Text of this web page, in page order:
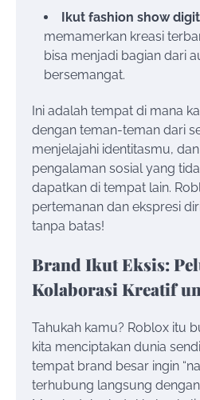
Ikut fashion show
memamerkan kreasi
bisa menjadi bagian dari
bersemangat.
Ini adalah tempat di mana
dengan teman-teman dari
menjelajahi identitasmu,
pengalaman sosial yang
dapatkan di tempat lain.
pertemanan dan ekspresi
tanpa batas!
Brand Ikut Eksis:
Kolaborasi Kreatif
Tahukah kamu? Roblox itu
kita menciptakan dunia
tempat brand besar ingin
terhubung langsung